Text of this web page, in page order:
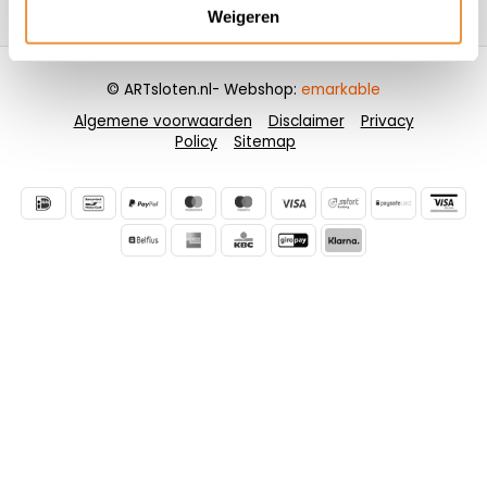
Weigeren
Contactgegevens
Algemene voorwaarden Disclaimer
Privacy
Policy
Sitemap
© ARTsloten.nl- Webshop: emarkable